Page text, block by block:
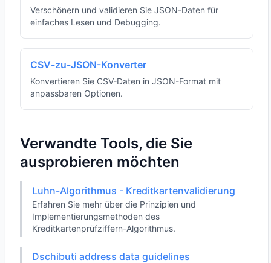
Verschönern und validieren Sie JSON-Daten für
einfaches Lesen und Debugging.
CSV-zu-JSON-Konverter
Konvertieren Sie CSV-Daten in JSON-Format mit
anpassbaren Optionen.
Verwandte Tools, die Sie
ausprobieren möchten
Luhn-Algorithmus - Kreditkartenvalidierung
Erfahren Sie mehr über die Prinzipien und
Implementierungsmethoden des
Kreditkartenprüfziffern-Algorithmus.
Dschibuti address data guidelines